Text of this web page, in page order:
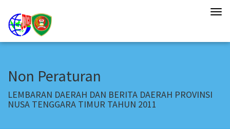
Non Peraturan
LEMBARAN DAERAH DAN BERITA DAERAH PROVINSI
NUSA TENGGARA TIMUR TAHUN 2011